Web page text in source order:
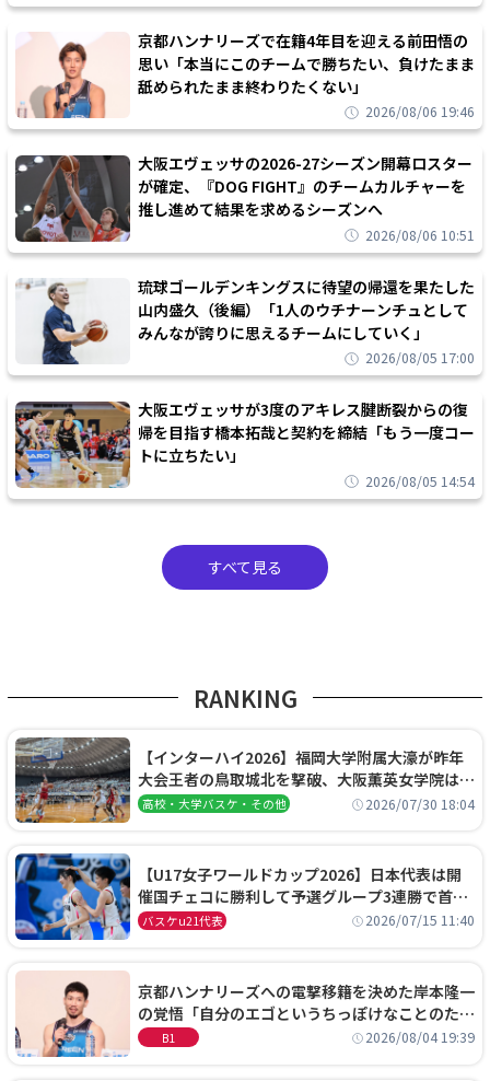
京都ハンナリーズで在籍4年目を迎える前田悟の
思い「本当にこのチームで勝ちたい、負けたまま
舐められたまま終わりたくない」
2026/08/06 19:46
大阪エヴェッサの2026-27シーズン開幕ロスター
が確定、『DOG FIGHT』のチームカルチャーを
推し進めて結果を求めるシーズンへ
2026/08/06 10:51
琉球ゴールデンキングスに待望の帰還を果たした
山内盛久（後編）「1人のウチナーンチュとして
みんなが誇りに思えるチームにしていく」
2026/08/05 17:00
大阪エヴェッサが3度のアキレス腱断裂からの復
帰を目指す橋本拓哉と契約を締結「もう一度コー
トに立ちたい」
2026/08/05 14:54
すべて見る
RANKING
【インターハイ2026】福岡大学附属大濠が昨年
大会王者の鳥取城北を撃破、大阪薫英女学院は岐
阜女子に完勝、大会3日目試合結果
高校・大学バスケ・その他 2026/07/30 18:04
【U17女子ワールドカップ2026】日本代表は開
催国チェコに勝利して予選グループ3連勝で首位
通過！準々決勝の相手はエジプトに決定
バスケu21代表 2026/07/15 11:40
京都ハンナリーズへの電撃移籍を決めた岸本隆一
の覚悟「自分のエゴというちっぽけなことのため
に、京都に来たわけではない」
B1 2026/08/04 19:39